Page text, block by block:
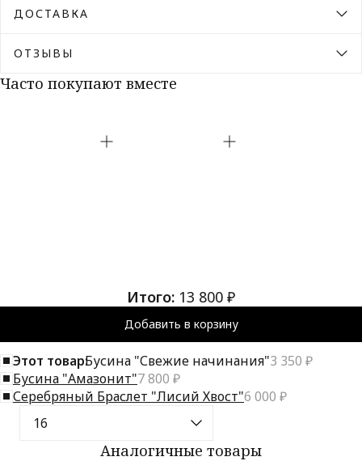
ДОСТАВКА
ОТЗЫВЫ
Часто покупают вместе
Итого: 13 800 ₽
Добавить в корзину
Этот товар:Бусина "Свежие начинания"3 350 ₽
Бусина "Амазонит"7 800 ₽
Серебряный Браслет "Лисий Хвост"6 000 ₽
Аналогичные товары